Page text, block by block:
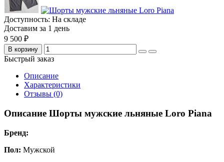
Доступность: На складе
Доставим за 1 день
9 500 ₽
В корзину
Быстрый заказ
Описание
Характеристики
Отзывы (0)
Описание Шорты мужские льняные Loro Piana
Бренд:
Пол: Мужской